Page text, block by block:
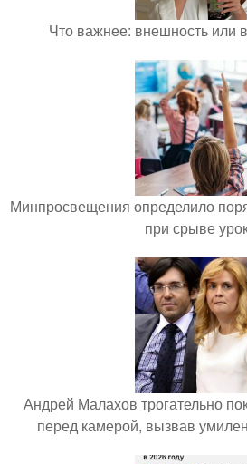
Что важнее: внешность или
Минпросвещения определило
при срыве
Андрей Малахов трогательно
перед камерой, вызвав